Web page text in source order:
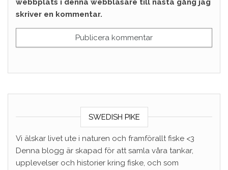
webbplats i denna webbläsare till nästa gång jag
skriver en kommentar.
SWEDISH PIKE
Vi älskar livet ute i naturen och framförallt fiske <3
Denna blogg är skapad för att samla våra tankar,
upplevelser och historier kring fiske, och som